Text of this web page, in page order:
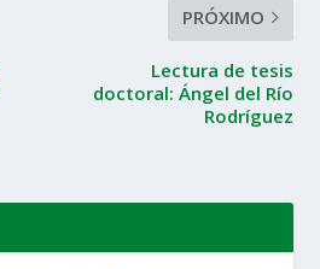
PRÓXIMO
Lectura de tesis
doctoral: Ángel del Río
Rodríguez